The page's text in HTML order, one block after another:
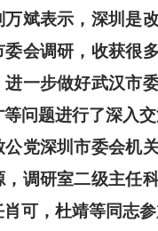
万斌表示，深圳是
委会调研，收获很
进一步做好武汉市
问题进行了深入交
深圳市委会机关
，调研室二级主任
可，杜靖等同志参